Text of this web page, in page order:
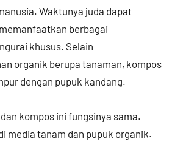
Waktunya juda dapat
berbagai
khusus. Selain
organik berupa tanaman, kompos
dengan pupuk kandang.
kompos ini fungsinya sama.
media tanam dan pupuk organik.